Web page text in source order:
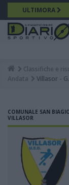
Salta
al
contenuto
principale
ULTIMORA
Classifiche e
Andata
Villasor -
COMUNALE SAN
VILLASOR